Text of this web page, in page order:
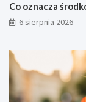
Co oznacza
6 sierpnia 2026